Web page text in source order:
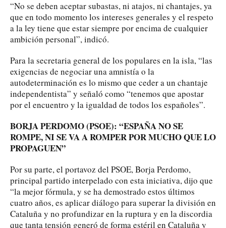
“No se deben aceptar subastas, ni atajos, ni chantajes, ya
que en todo momento los intereses generales y el respeto
a la ley tiene que estar siempre por encima de cualquier
ambición personal”, indicó.
Para la secretaria general de los populares en la isla, “las
exigencias de negociar una amnistía o la
autodeterminación es lo mismo que ceder a un chantaje
independentista” y señaló como “tenemos que apostar
por el encuentro y la igualdad de todos los españoles”.
BORJA PERDOMO (PSOE): “ESPAÑA NO SE
ROMPE, NI SE VA A ROMPER POR MUCHO QUE LO
PROPAGUEN”
Por su parte, el portavoz del PSOE, Borja Perdomo,
principal partido interpelado con esta iniciativa, dijo que
“la mejor fórmula, y se ha demostrado estos últimos
cuatro años, es aplicar diálogo para superar la división en
Cataluña y no profundizar en la ruptura y en la discordia
que tanta tensión generó de forma estéril en Cataluña y